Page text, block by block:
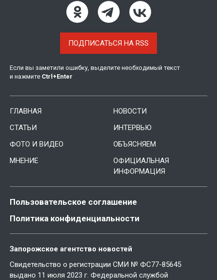
ПОДПИСАТЬСЯ НА RSS
Если вы заметили ошибку, выделите необходимый текст
и нажмите Ctrl +Enter
ГЛАВНАЯ
НОВОСТИ
СТАТЬИ
ИНТЕРВЬЮ
ФОТО И ВИДЕО
ОБЪЯСНЯЕМ
МНЕНИЕ
ОФИЦИАЛЬНАЯ
ИНФОРМАЦИЯ
Пользовательское соглашение
Политика конфиденциальности
Запорожское агентство новостей
Свидетельство о регистрации СМИ № ФС77-85645
выдано 11 июля 2023 г. Федеральной службой